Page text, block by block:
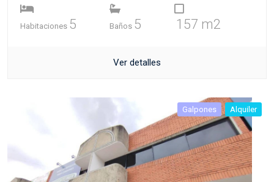
Habitaciones 5 Baños 5 157 m2
Ver detalles
Galpones Alquiler